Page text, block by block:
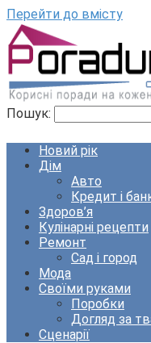
Перейти до вмісту
Пошук:
Новий рік
Дім
Авто
Кредит і
Здоров’я
Кулінарні рецепти
Ремонт
Сад і город
Мода
Своїми руками
Поробки
Догляд за
Сценарії